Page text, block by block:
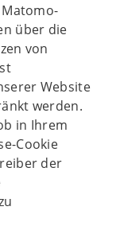
über die
von
Website
werden.
in Ihrem
Cookie
der